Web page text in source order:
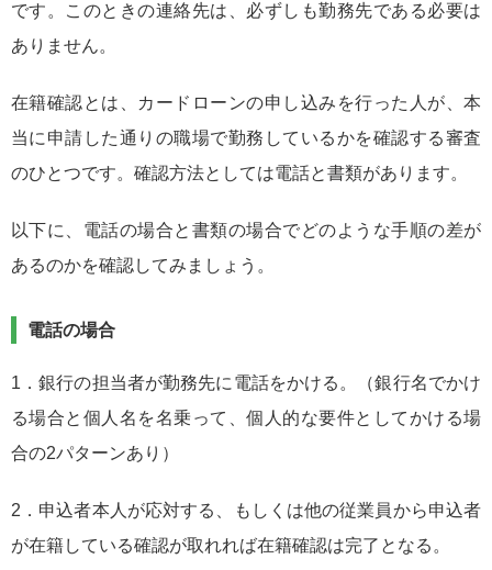
です。このときの連絡先は、必ずしも勤務先である必要は
ありません。
在籍確認とは、カードローンの申し込みを行った人が、本
当に申請した通りの職場で勤務しているかを確認する審査
のひとつです。確認方法としては電話と書類があります。
以下に、電話の場合と書類の場合でどのような手順の差が
あるのかを確認してみましょう。
電話の場合
1．銀行の担当者が勤務先に電話をかける。（銀行名でかけ
る場合と個人名を名乗って、個人的な要件としてかける場
合の2パターンあり）
2．申込者本人が応対する、もしくは他の従業員から申込者
が在籍している確認が取れれば在籍確認は完了となる。